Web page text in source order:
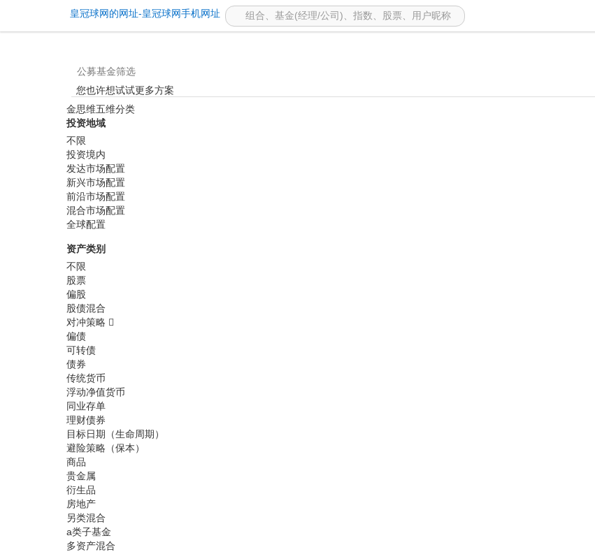
基金筛选 -皇冠球网的网址
皇冠球网的网址-皇冠球网手机网址
公募基金筛选
您也许想试试更多方案
金思维五维分类
投资地域
不限
投资境内
发达市场配置
新兴市场配置
前沿市场配置
混合市场配置
全球配置
资产类别
不限
股票
偏股
股债混合
对冲策略
偏债
可转债
债券
传统货币
浮动净值货币
同业存单
理财债券
目标日期（生命周期）
避险策略（保本）
商品
贵金属
衍生品
房地产
另类混合
a类子基金
多资产混合